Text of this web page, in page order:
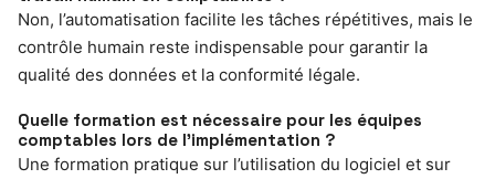
Non, l’automatisation facilite les tâches répétitives, mais le
contrôle humain reste indispensable pour garantir la
qualité des données et la conformité légale.
Quelle formation est nécessaire pour les équipes
comptables lors de l’implémentation ?
Une formation pratique sur l’utilisation du logiciel et sur